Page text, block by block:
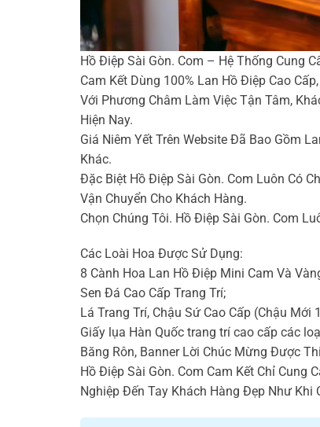
Hồ Điệp Sài Gòn. Com – Hệ Thống Cung
Cam Kết Dùng 100% Lan Hồ Điệp Cao
Với Phương Châm Làm Việc Tận Tâm,
Hiện Nay.
Giá Niêm Yết Trên Website Đã Bao Gồm
Khác.
Đặc Biệt Hồ Điệp Sài Gòn. Com Luôn Có
Vận Chuyển Cho Khách Hàng.
Chọn Chúng Tôi. Hồ Điệp Sài Gòn. Com
Các Loài Hoa Được Sử Dụng:
8 Cành Hoa Lan Hồ Điệp Mini Cam Và
Sen Đá Cao Cấp Trang Trí;
Lá Trang Trí, Chậu Sứ Cao Cấp (Chậu Mới
Giấy lụa Hàn Quốc trang trí cao cấp các
Băng Rôn, Banner Lời Chúc Mừng Được
Hồ Điệp Sài Gòn. Com Cam Kết Chỉ Cung
Nghiệp Đến Tay Khách Hàng Đẹp Như Khi